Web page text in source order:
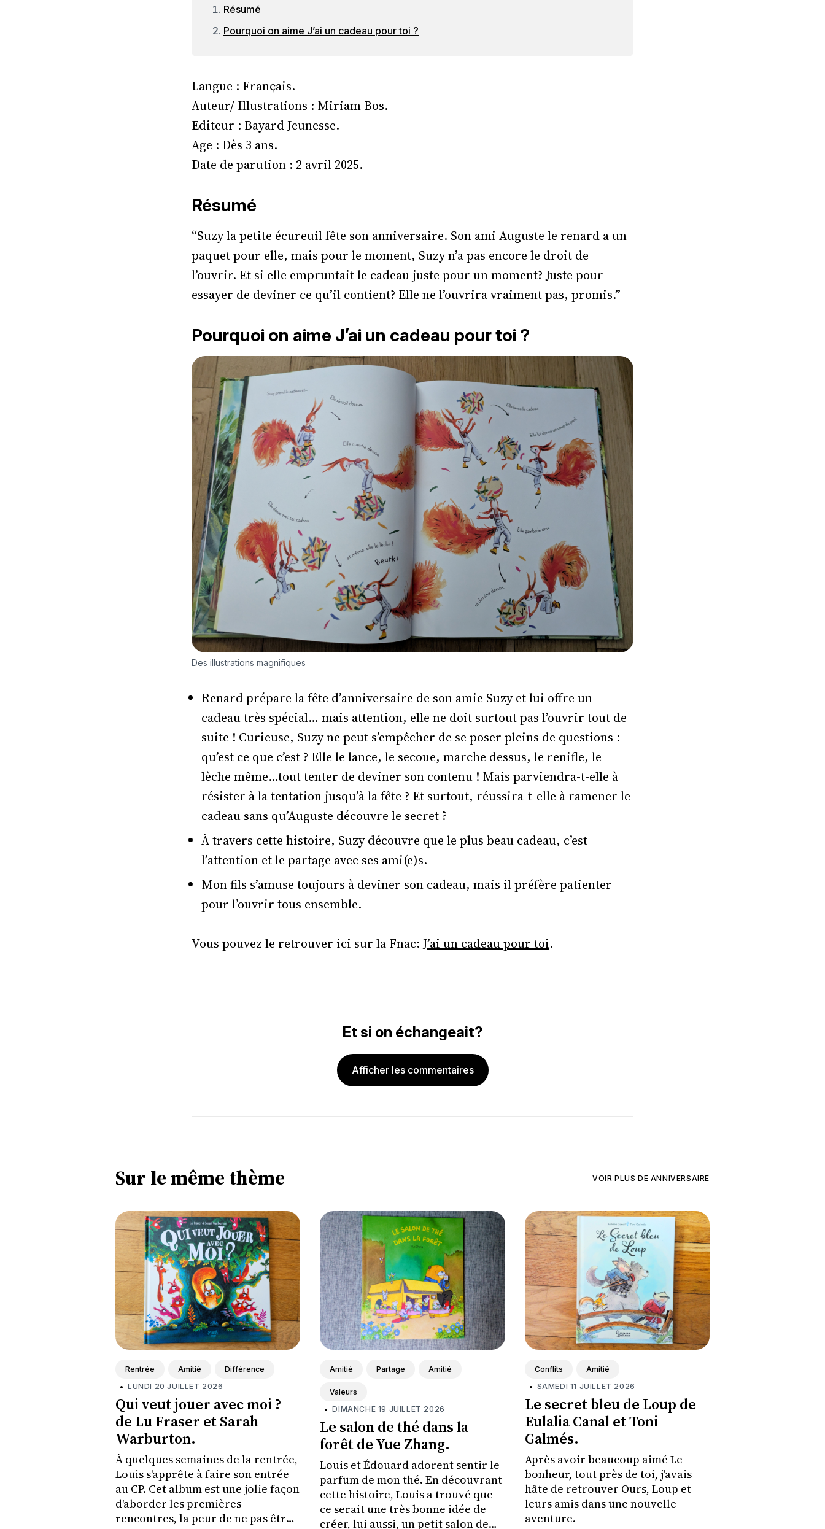
Résumé
Pourquoi on aime J’ai un cadeau pour toi ?
Langue : Français.
Auteur/ Illustrations : Miriam Bos.
Editeur : Bayard Jeunesse.
Age : Dès 3 ans.
Date de parution : 2 avril 2025.
Résumé
“Suzy la petite écureuil fête son anniversaire. Son ami Auguste le renard a un
paquet pour elle, mais pour le moment, Suzy n’a pas encore le droit de
l’ouvrir. Et si elle empruntait le cadeau juste pour un moment? Juste pour
essayer de deviner ce qu’il contient? Elle ne l’ouvrira vraiment pas, promis.”
Pourquoi on aime J’ai un cadeau pour toi ?
Des illustrations magnifiques
Renard prépare la fête d’anniversaire de son amie Suzy et lui offre un
cadeau très spécial… mais attention, elle ne doit surtout pas l’ouvrir tout de
suite ! Curieuse, Suzy ne peut s’empêcher de se poser pleins de questions :
qu’est ce que c’est ? Elle le lance, le secoue, marche dessus, le renifle, le
lèche même…tout tenter de deviner son contenu ! Mais parviendra-t-elle à
résister à la tentation jusqu’à la fête ? Et surtout, réussira-t-elle à ramener le
cadeau sans qu’Auguste découvre le secret ?
À travers cette histoire, Suzy découvre que le plus beau cadeau, c’est
l’attention et le partage avec ses ami(e)s.
Mon fils s’amuse toujours à deviner son cadeau, mais il préfère patienter
pour l’ouvrir tous ensemble.
Vous pouvez le retrouver ici sur la Fnac:J’ai un cadeau pour toi.
Et si on échangeait?
Afficher les commentaires
Sur le même thème VOIR PLUS DE ANNIVERSAIRE
Rentrée Amitié Différence
• LUNDI 20 JUILLET 2026
Qui veut jouer avec moi ?
de Lu Fraser et Sarah
Warburton.
À quelques semaines de la rentrée,
Louis s'apprête à faire son entrée
au CP. Cet album est une jolie façon
d'aborder les premières
rencontres, la peur de ne pas être
Amitié Partage Amitié
Valeurs
• DIMANCHE 19 JUILLET 2026
Le salon de thé dans la
forêt de Yue Zhang.
Louis et Édouard adorent sentir le
parfum de mon thé. En découvrant
cette histoire, Louis a trouvé que
ce serait une très bonne idée de
créer, lui aussi, un petit salon de
Conflits Amitié
• SAMEDI 11 JUILLET 2026
Le secret bleu de Loup de
Eulalia Canal et Toni
Galmés.
Après avoir beaucoup aimé Le
bonheur, tout près de toi, j'avais
hâte de retrouver Ours, Loup et
leurs amis dans une nouvelle
aventure.